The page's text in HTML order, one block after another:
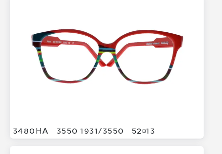
3480HA 3550 1931/3550 5213